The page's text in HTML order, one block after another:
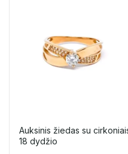
Auksinis žiedas su
18 dydžio